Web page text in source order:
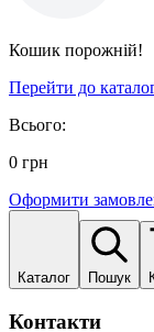
Кошик порожній!
Перейти до
Всього:
0 грн
Оформити
Каталог Пошук
Контакти